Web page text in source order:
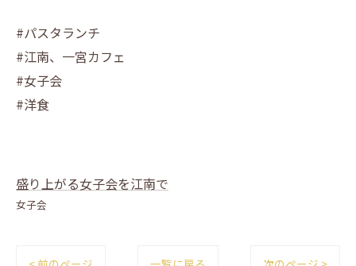
#パスタランチ
#江南、一宮カフェ
#女子会
#洋食
盛り上がる女子会を江南で
女子会